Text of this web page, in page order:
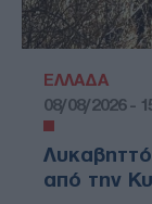
ΕΛΛΑΔΑ
08/08/2026 -
από την